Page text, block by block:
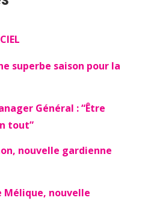
superbe saison pour la
Général : “Être
tout”
nouvelle gardienne
nouvelle